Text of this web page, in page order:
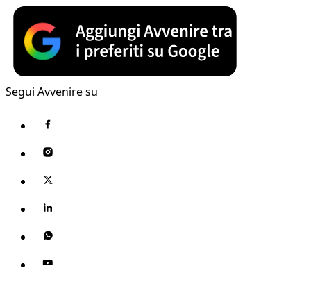
Segui Avvenire su